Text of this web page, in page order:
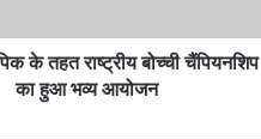
के तहत राष्ट्रीय बोच्ची चैंपियनशिप
का हुआ भव्य आयोजन